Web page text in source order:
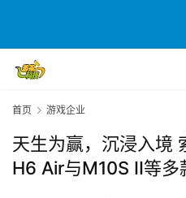
首页 游戏企业
天生为赢，沉浸入境
H6 Air与M10S II等多